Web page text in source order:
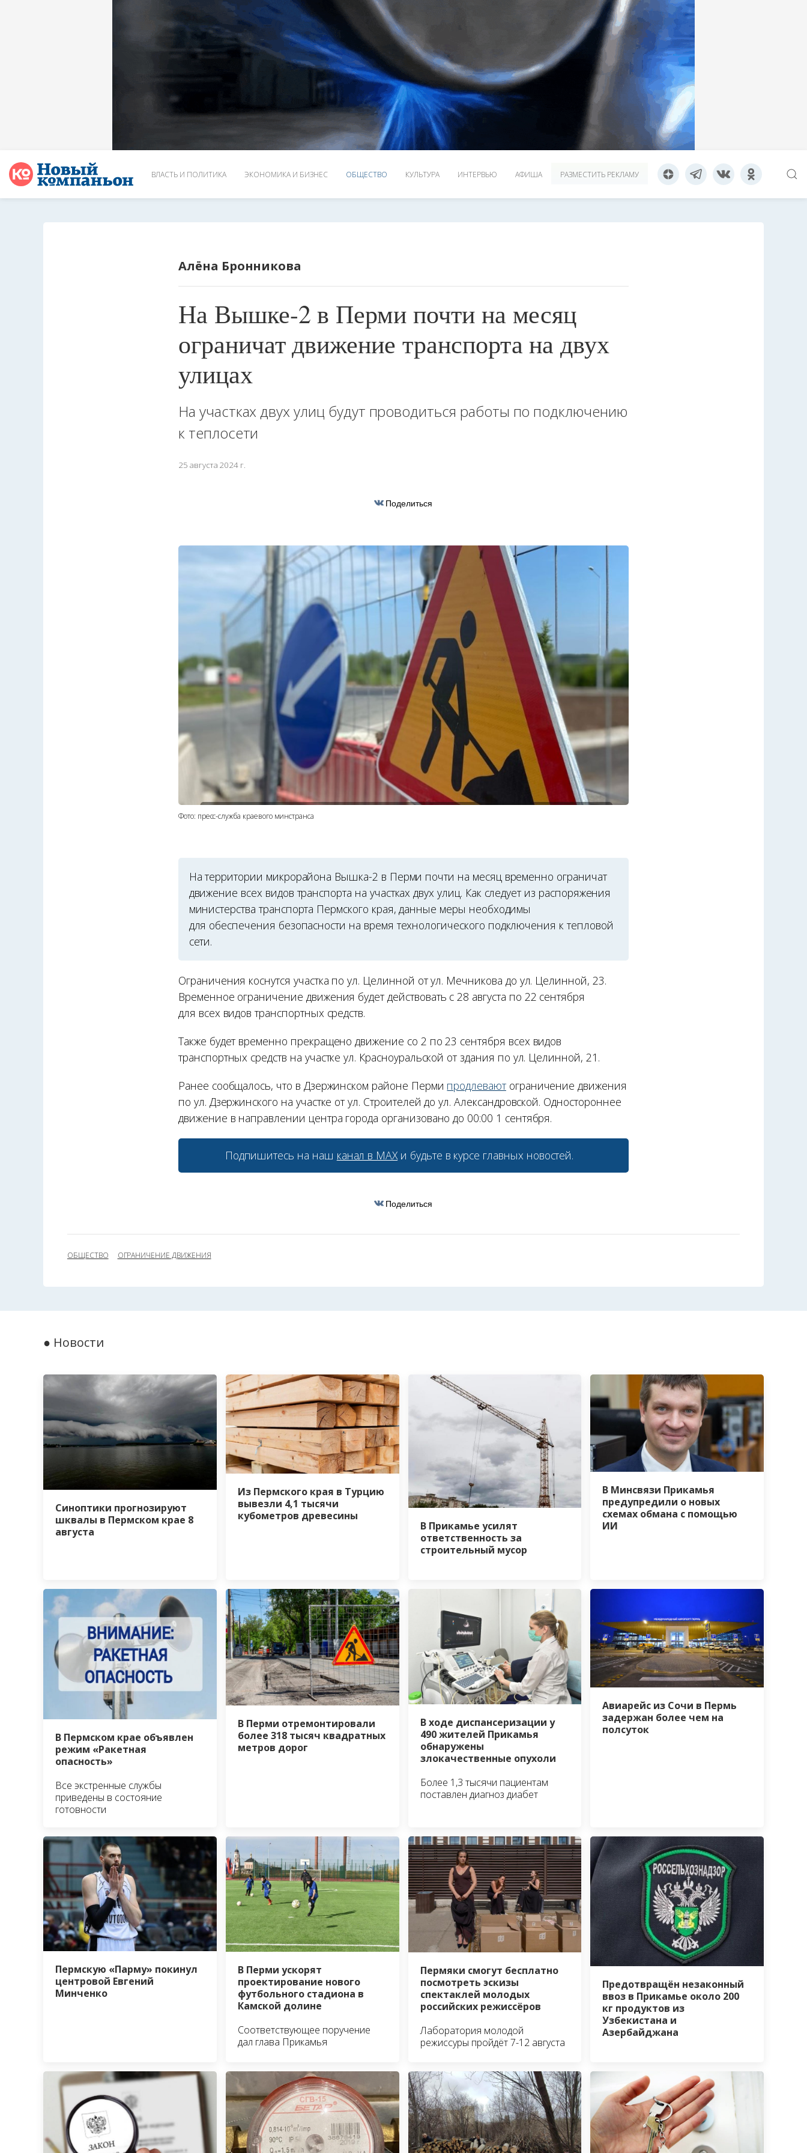
ВЛАСТЬ И ПОЛИТИКА ЭКОНОМИКА И БИЗНЕС ОБЩЕСТВО КУЛЬТУРА ИНТЕРВЬЮ АФИША РАЗМЕСТИТЬ РЕКЛАМУ
Алёна Бронникова
На Вышке-2 в Перми почти на месяц
ограничат движение транспорта на двух
улицах
На участках двух улиц будут проводиться работы по подключению
к теплосети
25 августа 2024 г.
Поделиться
Фото: пресс-служба краевого минстранса
На территории микрорайона Вышка-2 в Перми почти на месяц временно ограничат
движение всех видов транспорта на участках двух улиц. Как следует из распоряжения
министерства транспорта Пермского края, данные меры необходимы
для обеспечения безопасности на время технологического подключения к тепловой
сети.
Ограничения коснутся участка по ул. Целинной от ул. Мечникова до ул. Целинной, 23.
Временное ограничение движения будет действовать с 28 августа по 22 сентября
для всех видов транспортных средств.
Также будет временно прекращено движение со 2 по 23 сентября всех видов
транспортных средств на участке ул. Красноуральской от здания по ул. Целинной, 21.
Ранее сообщалось, что в Дзержинском районе Перми продлеваютограничение движения
по ул. Дзержинского на участке от ул. Строителей до ул. Александровской. Одностороннее
движение в направлении центра города организовано до 00:00 1 сентября.
Подпишитесь на наш канал в МАХ и будьте в курсе главных новостей.
Поделиться
ОБЩЕСТВО ОГРАНИЧЕНИЕ ДВИЖЕНИЯ
● Новости
Синоптики прогнозируют
шквалы в Пермском крае 8
августа
Из Пермского края в Турцию
вывезли 4,1 тысячи
кубометров древесины
В Прикамье усилят
ответственность за
строительный мусор
В Минсвязи Прикамья
предупредили о новых
схемах обмана с помощью
ИИ
В Пермском крае объявлен
режим «Ракетная
опасность»
Все экстренные службы
приведены в состояние
готовности
В Перми отремонтировали
более 318 тысяч квадратных
метров дорог
В ходе диспансеризации у
490 жителей Прикамья
обнаружены
злокачественные опухоли
Более 1,3 тысячи пациентам
поставлен диагноз диабет
Авиарейс из Сочи в Пермь
задержан более чем на
полсуток
Пермскую «Парму» покинул
центровой Евгений
Минченко
В Перми ускорят
проектирование нового
футбольного стадиона в
Камской долине
Соответствующее поручение
дал глава Прикамья
Пермяки смогут бесплатно
посмотреть эскизы
спектаклей молодых
российских режиссёров
Лаборатория молодой
режиссуры пройдёт 7-12 августа
Предотвращён незаконный
ввоз в Прикамье около 200
кг продуктов из
Узбекистана и
Азербайджана